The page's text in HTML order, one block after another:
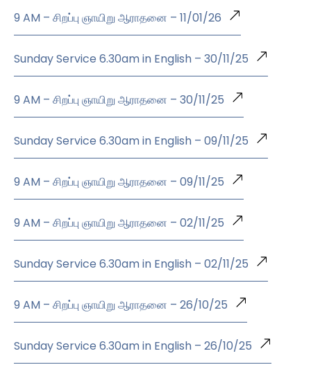
9 AM – சிறப்பு ஞாயிறு ஆராதனை – 11/01/26
Sunday Service 6.30am in English – 30/11/25
9 AM – சிறப்பு ஞாயிறு ஆராதனை – 30/11/25
Sunday Service 6.30am in English – 09/11/25
9 AM – சிறப்பு ஞாயிறு ஆராதனை – 09/11/25
9 AM – சிறப்பு ஞாயிறு ஆராதனை – 02/11/25
Sunday Service 6.30am in English – 02/11/25
9 AM – சிறப்பு ஞாயிறு ஆராதனை – 26/10/25
Sunday Service 6.30am in English – 26/10/25